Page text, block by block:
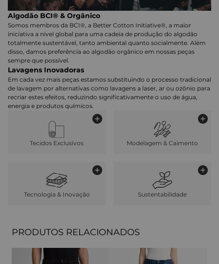
Algodão BCI® & Orgânico
Somos membros da BCI®, a Better Cotton Initiative®, a maior
iniciativa a nível global para uma cadeia de produção do algodão
totalmente sustentável, tanto ambiental quanto socialmente. Além
disso, damos preferência ao algodão orgânico em nossas peças
sempre que possível.
Lavagens Inovadoras
Em cada vez mais peças estamos substituindo o processo tradicional
de lavagem por alternativas como lavagens a laser, ar ou ozônio para
recriar estes efeitos, reduzindo significativamente o uso de água,
energia e produtos químicos.
Tecidos Exclusivos Modelagem & Caimento
Tecnologia & Inovação Sustentabilidade
PRODUTOS RELACIONADOS